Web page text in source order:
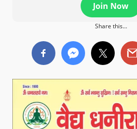
Join Now
Share this...